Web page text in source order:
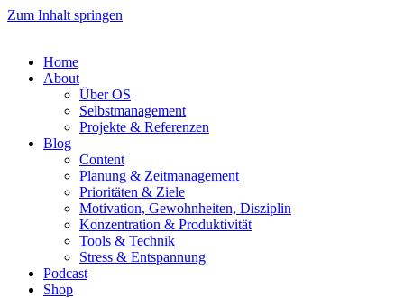
Zum Inhalt springen
Home
About
Über OS
Selbstmanagement
Projekte & Referenzen
Blog
Content
Planung & Zeitmanagement
Prioritäten & Ziele
Motivation, Gewohnheiten, Disziplin
Konzentration & Produktivität
Tools & Technik
Stress & Entspannung
Podcast
Shop